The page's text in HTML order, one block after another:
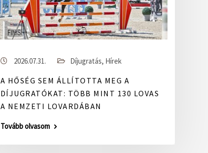
2026.07.31. Díjugratás, Hírek
A HŐSÉG SEM ÁLLÍTOTTA MEG A
DÍJUGRATÓKAT: TÖBB MINT 130 LOVAS
A NEMZETI LOVARDÁBAN
Tovább olvasom